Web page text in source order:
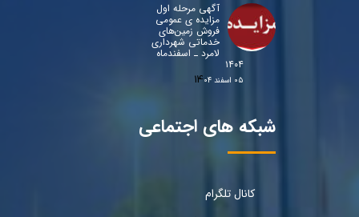
آگهی مرحله اول
مزایده ی عمومی
فروش زمین‌های
خدماتی شهرداری
لامرد ـ اسفندماه
۱۴۰۴
۰۵ اسفند ۰۴
شبکه های اجتماعی
کانال تلگرام